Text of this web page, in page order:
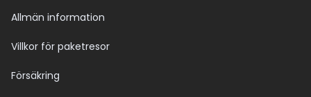
Allmän information
Villkor för paketresor
Försäkring